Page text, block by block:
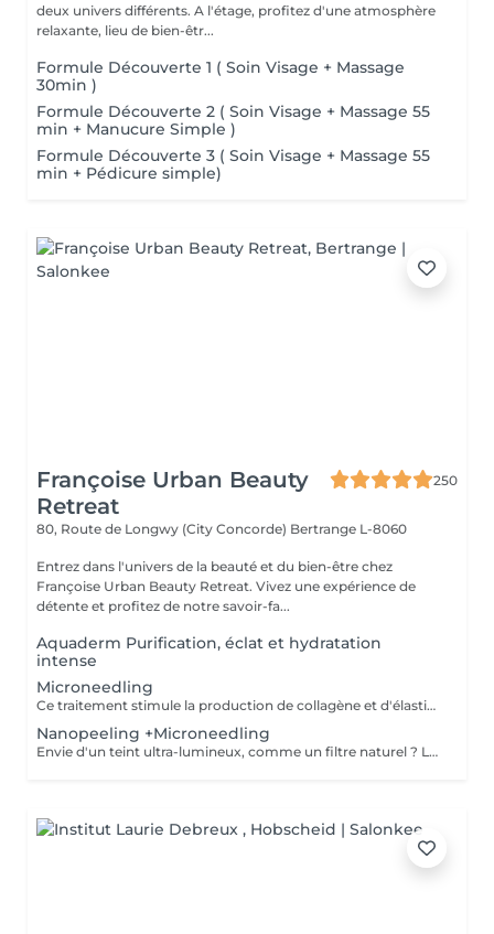
deux univers différents. A l'étage, profitez d'une atmosphère
relaxante, lieu de bien-êtr...
Formule Découverte 1 ( Soin Visage + Massage
30min )
Formule Découverte 2 ( Soin Visage + Massage 55
min + Manucure Simple )
Formule Découverte 3 ( Soin Visage + Massage 55
min + Pédicure simple)
Françoise Urban Beauty
Retreat
250
80, Route de Longwy (City Concorde) Bertrange L-8060
Entrez dans l'univers de la beauté et du bien-être chez
Françoise Urban Beauty Retreat. Vivez une expérience de
détente et profitez de notre savoir-fa...
Aquaderm Purification, éclat et hydratation
intense
Microneedling
Ce traitement stimule la production de collagène et d'élastine grâce à de fines aiguilles, améliorant ainsi le teint, la fermeté et l'éclat de la peau. Son efficacité est décuplée lorsqu'il est associé à des substances régénératrices comme le PDRN , Les Cyto-Pep les Exosomes , qui favorisent la réparation tissulaire, l'hydratation et le renforcement de la peau. Même les jeunes de 20 à 30 ans peuvent bénéficier de ces traitements préventifs, appelés préjuvénition , pour conserver une peau ferme et élastique au fil du temps.
Nanopeeling +Microneedling
Envie d'un teint ultra-lumineux, comme un filtre naturel ? Le combo nanopeeling + microneedling est la solution ! Ensemble, ils exfolient en douceur, boostent le collagène et révèlent une peau zéro défaut, ultra-éclatante. Découvrez une peau ultra-lisse, hydratée et prête à capter la lumière .Parce qu'une peau bien préparée, c'est la clé pour un glow irrésistible même sans filtre !